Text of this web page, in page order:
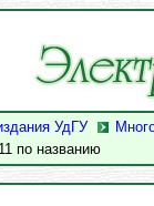
УдГУ
по названию